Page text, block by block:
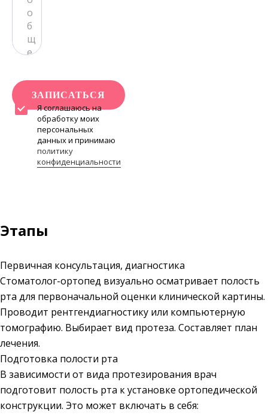
ЗАПИСАТЬСЯ
Я соглашаюсь на
обработку моих
персональных
данных и принимаю
политику
конфиденциальности
Этапы
Первичная консультация, диагностика
Стоматолог-ортопед визуально осматривает полость
рта для первоначальной оценки клинической картины.
Проводит рентгендиагностику или компьютерную
томографию. Выбирает вид протеза. Составляет план
лечения.
Подготовка полости рта
В зависимости от вида протезирования врач
подготовит полость рта к установке ортопедической
конструкции. Это может включать в себя: